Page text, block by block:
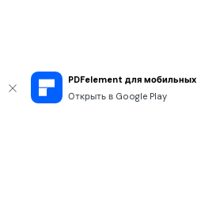
PDFelement для мобильных
Открыть в Google Play